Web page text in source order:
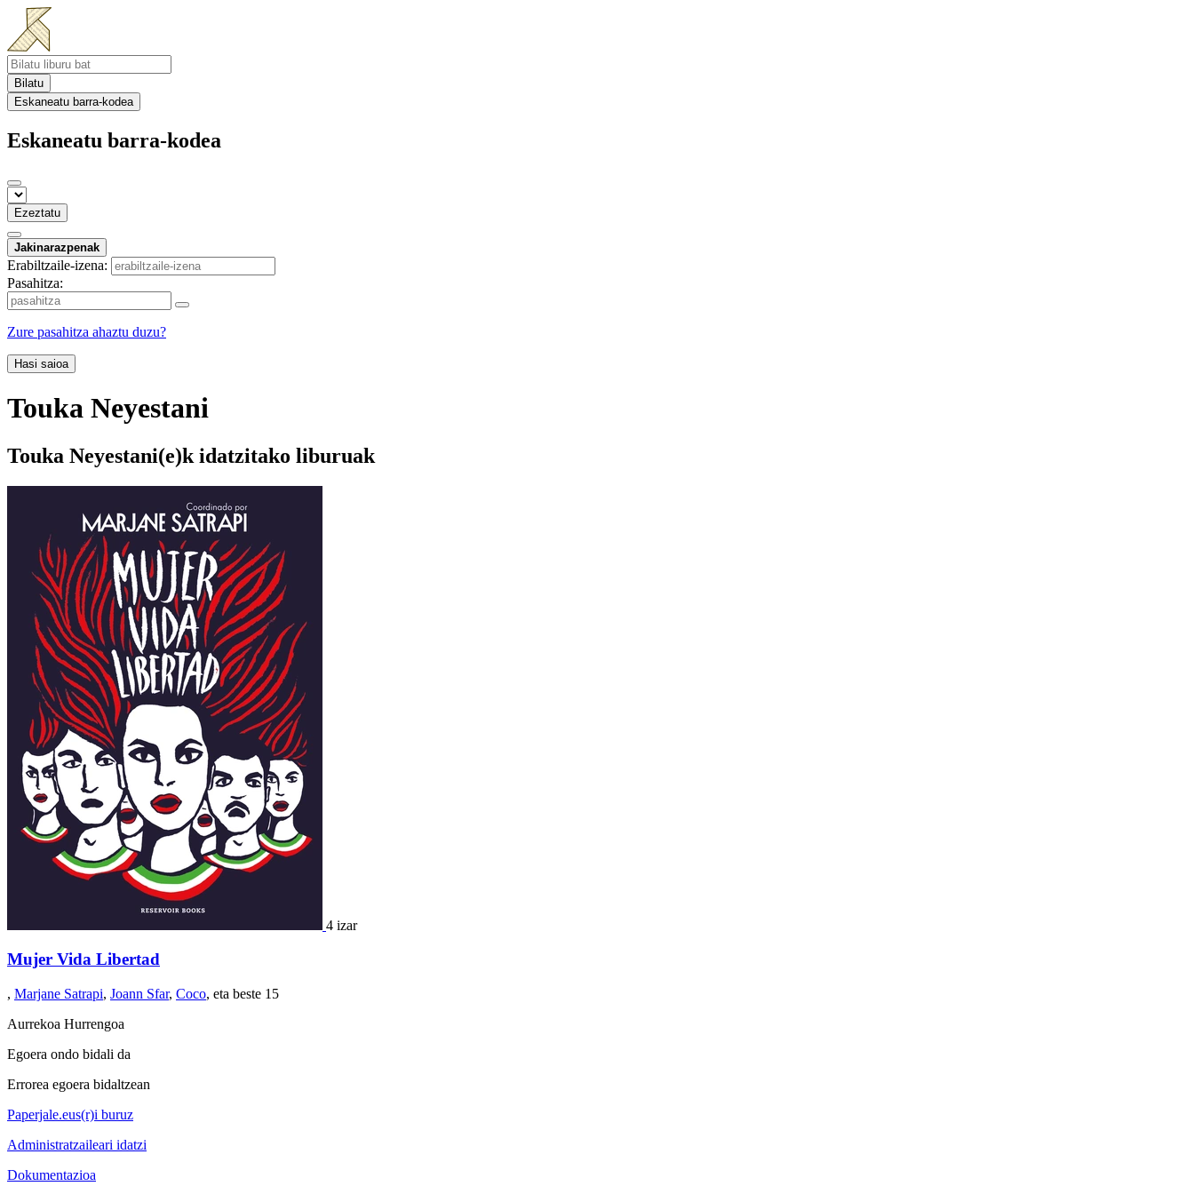
Bilatu
Eskaneatu barra-kodea
Eskaneatu barra-kodea
Ezeztatu
Jakinarazpenak
Erabiltzaile-izena:
Pasahitza:
Zure pasahitza ahaztu duzu?
Hasi saioa
Touka Neyestani
Touka Neyestani(e)k idatzitako liburuak
4 izar
Mujer Vida Libertad
, Marjane Satrapi, Joann Sfar, Coco, eta beste 15
Aurrekoa Hurrengoa
Egoera ondo bidali da
Errorea egoera bidaltzean
Paperjale.eus(r)i buruz
Administratzaileari idatzi
Dokumentazioa